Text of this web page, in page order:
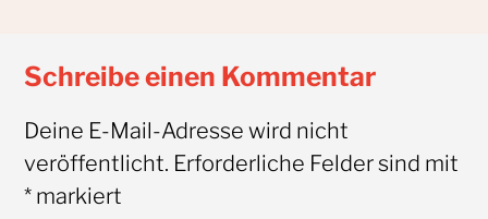
Schreibe einen Kommentar
Deine E-Mail-Adresse wird nicht
veröffentlicht. Erforderliche Felder sind mit
*markiert